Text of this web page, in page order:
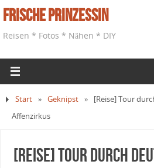
Frische Prinzessin
Reisen * Fotos * Nähen * DIY
Start » Geknipst »
[Reise] Tour
Affenzirkus
[Reise] Tour durch